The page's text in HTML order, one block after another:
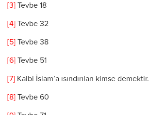
[3] Tevbe 18
[4] Tevbe 32
[5] Tevbe 38
[6] Tevbe 51
[7] Kalbi İslam’a ısındırılan kimse demektir.
[8] Tevbe 60